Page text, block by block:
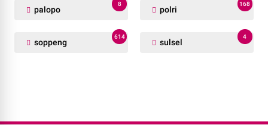
palopo
8
polri
168
soppeng
614
sulsel
4